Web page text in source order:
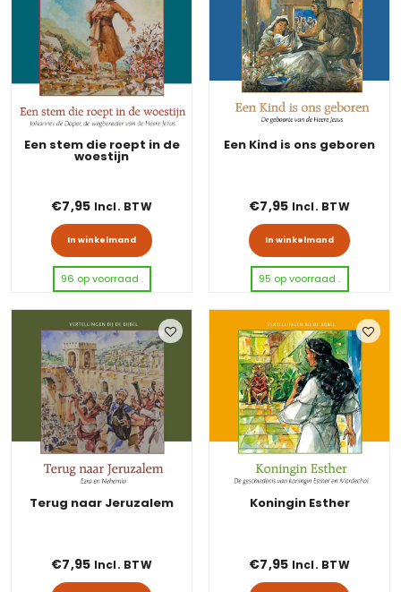
Een stem die roept in de
woestijn
€7,95 Incl. BTW
In winkelmand
96 op voorraad .
Een Kind is ons geboren
€7,95 Incl. BTW
In winkelmand
95 op voorraad .
Terug naar Jeruzalem
€7,95 Incl. BTW
Koningin Esther
€7,95 Incl. BTW